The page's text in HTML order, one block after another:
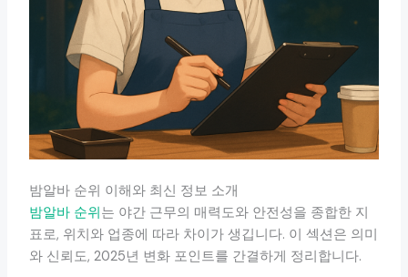
밤알바 순위 이해와 최신 정보 소개
밤알바 순위는 야간 근무의 매력도와 안전성을 종합한 지
표로, 위치와 업종에 따라 차이가 생깁니다. 이 섹션은 의미
와 신뢰도, 2025년 변화 포인트를 간결하게 정리합니다.